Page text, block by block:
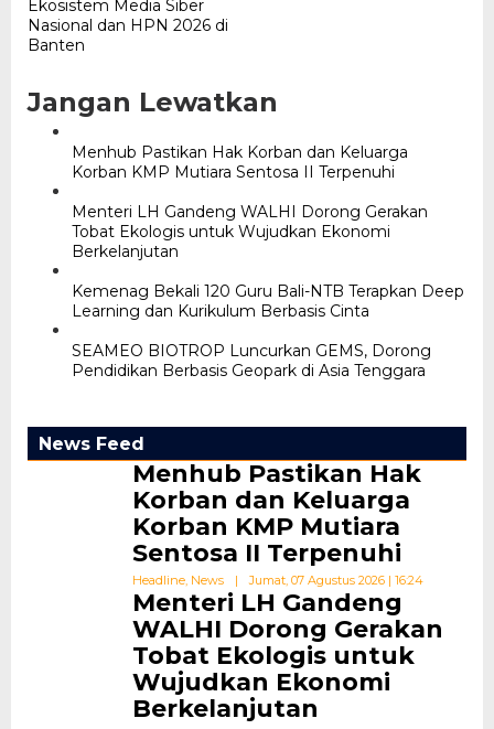
Ekosistem Media Siber
Nasional dan HPN 2026 di
Banten
Jangan Lewatkan
Menhub Pastikan Hak Korban dan Keluarga
Korban KMP Mutiara Sentosa II Terpenuhi
Menteri LH Gandeng WALHI Dorong Gerakan
Tobat Ekologis untuk Wujudkan Ekonomi
Berkelanjutan
Kemenag Bekali 120 Guru Bali-NTB Terapkan Deep
Learning dan Kurikulum Berbasis Cinta
SEAMEO BIOTROP Luncurkan GEMS, Dorong
Pendidikan Berbasis Geopark di Asia Tenggara
News Feed
Menhub Pastikan Hak
Korban dan Keluarga
Korban KMP Mutiara
Sentosa II Terpenuhi
Headline News | Jumat, 07 Agustus 2026 | 16:24
Menteri LH Gandeng
WALHI Dorong Gerakan
Tobat Ekologis untuk
Wujudkan Ekonomi
Berkelanjutan